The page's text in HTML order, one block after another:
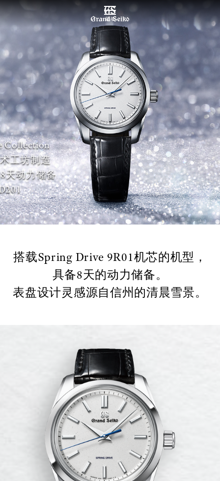
菜单
Collection
工坊制造
天动力储备
搭载Spring Drive 9R01机芯的机型，
具备8天的动力储备。
表盘设计灵感源自信州的清晨雪景。